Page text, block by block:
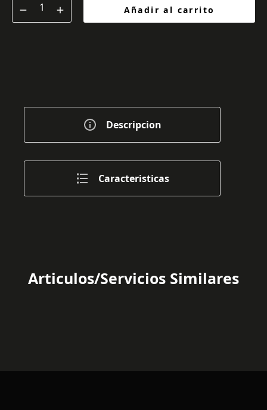
Añadir al carrito
Descripcion
Caracteristicas
Articulos/Servicios Similares